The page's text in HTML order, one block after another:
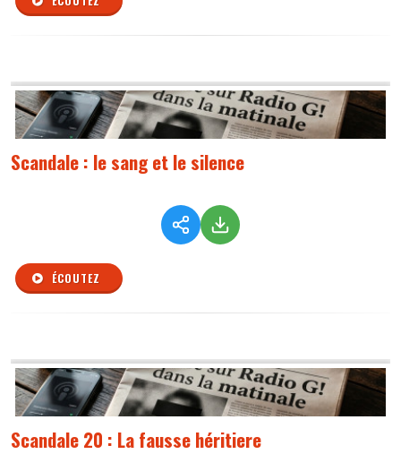
Scandale : le sang et le silence
ÉCOUTEZ
Scandale 20 : La fausse héritiere